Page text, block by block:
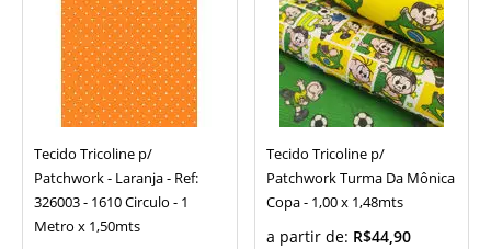
Tecido Tricoline p/
Patchwork - Laranja - Ref:
326003 - 1610 Circulo - 1
Metro x 1,50mts
Tecido Tricoline p/
Patchwork Turma Da Mônica
Copa - 1,00 x 1,48mts
a partir de: R$44,90